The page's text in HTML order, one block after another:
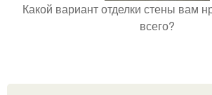
Какой вариант отделки стены вам
всего?